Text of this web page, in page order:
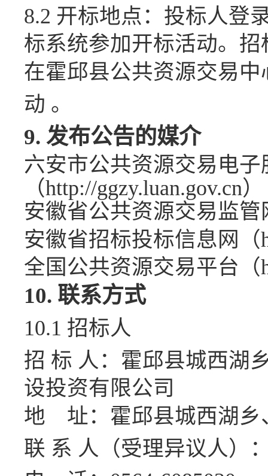
8.2 开标地点： 投标人登
标系统参加开标活动。
在霍邱县公共资源交易中
动 。
9. 发布公告的媒介
六安市公共资源交易电子
（http://ggzy.luan.gov.cn）
安徽省公共资源交易监管
安徽省招标投标信息网（
全国公共资源交易平台 （
10. 联系方式
10.1 招标人
招 标 人： 霍邱县城西湖
设投资有限公司
地
址：霍邱县城西湖乡
联 系 人 （受理异议人）